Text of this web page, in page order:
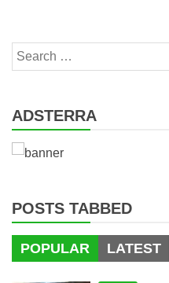
Search
for:
ADSTERRA
POSTS TABBED
POPULAR LATEST